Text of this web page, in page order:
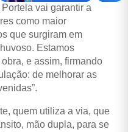
vai garantir a
como maior
que surgiram em
Estamos
e assim, firmando
de melhorar as
quem utiliza a via, que
mão dupla, para se